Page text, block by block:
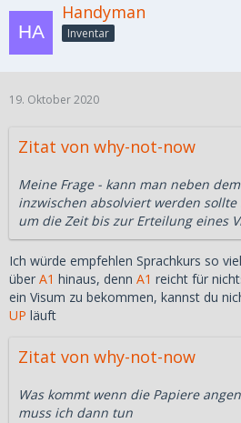
Handyman
Inventar
19. Oktober 2020
Zitat von why-not-now
Meine Frage - kann man neben
inzwischen absolviert werden
um die Zeit bis zur Erteilung eines
Ich würde empfehlen Sprachkurs so
über A1 hinaus, denn A1 reicht für
ein Visum zu bekommen, kannst du
UP läuft
Zitat von why-not-now
Was kommt wenn die Papiere
muss ich dann tun